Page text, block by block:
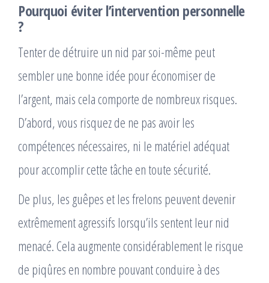
Pourquoi éviter l’intervention personnelle
?
Tenter de détruire un nid par soi-même peut
sembler une bonne idée pour économiser de
l’argent, mais cela comporte de nombreux risques.
D’abord, vous risquez de ne pas avoir les
compétences nécessaires, ni le matériel adéquat
pour accomplir cette tâche en toute sécurité.
De plus, les guêpes et les frelons peuvent devenir
extrêmement agressifs lorsqu’ils sentent leur nid
menacé. Cela augmente considérablement le risque
de piqûres en nombre pouvant conduire à des